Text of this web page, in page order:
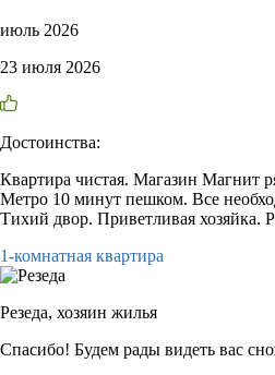
июль 2026
23 июля 2026
Достоинства:
Квартира чистая. Магазин Магнит
Метро 10 минут пешком. Все
Тихий двор. Приветливая хозяйка.
1-комнатная квартира
Резеда, хозяин жилья
Спасибо! Будем рады видеть вас